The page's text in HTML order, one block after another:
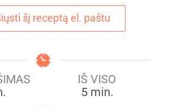
šį receptą el. paštu
IŠ VISO
5min.
min.